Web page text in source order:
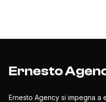
Ernesto
Ernesto Agency si impegna a